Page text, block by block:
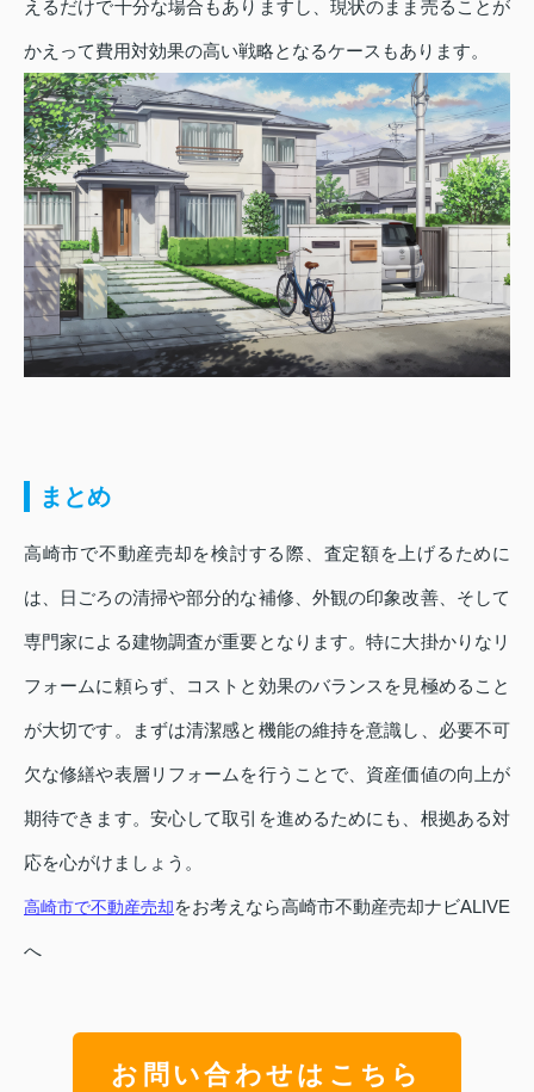
えるだけで十分な場合もありますし、現状のまま売ることが
かえって費用対効果の高い戦略となるケースもあります。
まとめ
高崎市で不動産売却を検討する際、査定額を上げるために
は、日ごろの清掃や部分的な補修、外観の印象改善、そして
専門家による建物調査が重要となります。特に大掛かりなリ
フォームに頼らず、コストと効果のバランスを見極めること
が大切です。まずは清潔感と機能の維持を意識し、必要不可
欠な修繕や表層リフォームを行うことで、資産価値の向上が
期待できます。安心して取引を進めるためにも、根拠ある対
応を心がけましょう。
高崎市で不動産売却をお考えなら高崎市不動産売却ナビALIVE
へ
お問い合わせはこちら